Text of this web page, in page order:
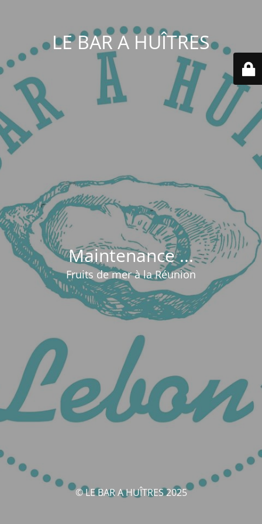
LE BAR A HUÎTRES
Maintenance ...
Fruits de mer à la Réunion
© LE BAR A HUÎTRES 2025